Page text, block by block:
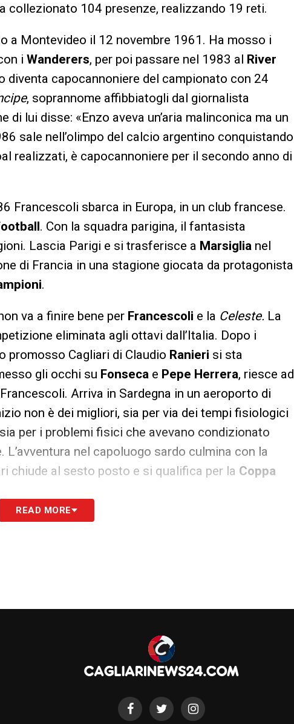
collezionato 104 presenze, realizzando 19 reti.
a Montevideo il 12 novembre 1961. Ha mosso i
i Wanderers, per poi passare nel 1983 al River
diventa capocannoniere del campionato con 24
, soprannome affibbiatogli dal giornalista
di lui disse: «Enzo aveva un’aria malinconica ma un
sale nell’olimpo del calcio argentino conquistando
realizzati, è capocannoniere per il secondo anno di
Francescoli sbarca in Europa, in un club francese.
. Con la squadra parigina, il fantasista
Lascia Parigi e si trasferisce a Marsiglia nel
di Francia in una stagione giocata da protagonista
.
va a finire bene per Francescoli e la Celeste. La
eliminata agli ottavi dall’Italia. Dopo i
promosso Cagliari di Claudio Ranieri si sta
gli occhi su Fonseca e Pepe Herrera, riesce ad
Arriva in Sardegna in un aeroporto di
non è dei migliori, sia per via dei tempi fisiologici
per i problemi fisici che avevano condizionato
nel capoluogo sardo culmina con la
chiude al sesto posto e si qualifica per la Coppa
deve lasciare Cagliari per le divergenze
del Sudamerica gli regala una nuova giovinezza.
scarpini al chiodo nel dicembre del 1997, all’età di
la partita di addio al calcio alMonumentalcon la
Francescoli ha partecipato a due mondiali:
READ MORE